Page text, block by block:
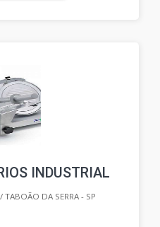
INDUSTRIAL
DA SERRA - SP